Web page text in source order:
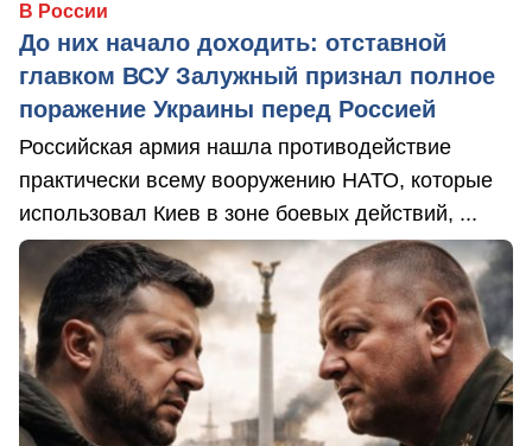
В России
До них начало доходить: отставной
главком ВСУ Залужный признал полное
поражение Украины перед Россией
Российская армия нашла противодействие
практически всему вооружению НАТО, которые
использовал Киев в зоне боевых действий, ...